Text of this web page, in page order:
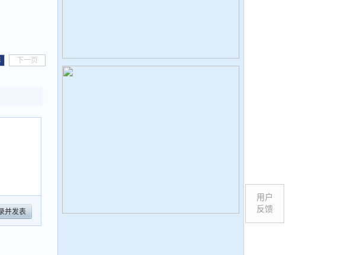
下一页
并发表
用户
反馈